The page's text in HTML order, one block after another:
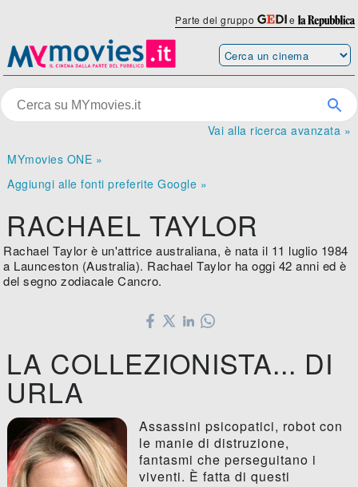
Parte del gruppo e
Vai alla ricerca avanzata »
MYmovies ONE »
Aggiungi alle fonti preferite Google »
RACHAEL TAYLOR
Rachael Taylor è un'attrice australiana, è nata il 11 luglio 1984
a Launceston (Australia). Rachael Taylor ha oggi 42 anni ed è
del segno zodiacale Cancro.
LA COLLEZIONISTA... DI
URLA
Assassini psicopatici, robot con
le manie di distruzione,
fantasmi che perseguitano i
viventi. È fatta di questi